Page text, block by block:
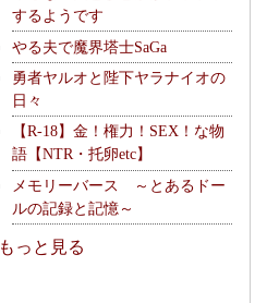
するようです
やる夫で魔界塔士SaGa
勇者ヤルオと陛下ヤラナイオの
日々
【R-18】金！権力！SEX！な物
語【NTR・托卵etc】
メモリーバース ～とあるドー
ルの記録と記憶～
もっと見る